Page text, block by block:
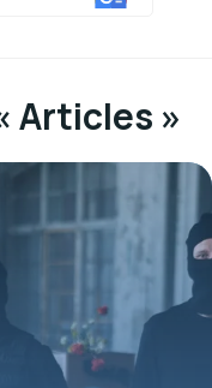
Articles »